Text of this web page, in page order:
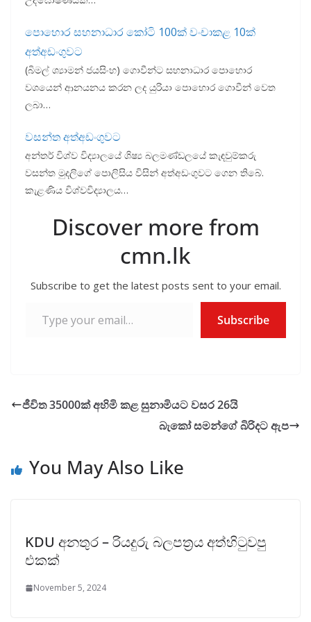
පොහොර සහනාධාර කෝටි 100ක් වංචාකළ 10ක්
අත්අඩංගුවට
(බිමල් ශ්‍යාමන් ජයසිංහ) ගොවීන්ට සහනාධාර පොහොර
වශයෙන් ආනයනය කරන ලද යුරියා පොහොර ගොවීන් වෙත
ලබා…
වසන්ත අත්අඩංගුවට
අන්තර් විශ්ව විද්‍යාලයේ ශිෂ්‍ය බලමණ්ඩලයේ කැඳවුම්කරු
වසන්ත මුදලිගේ පොලිසිය විසින් අත්අඩංගුවට ගෙන තිබේ.
කැළණිය විශ්වවිද්‍යාලය…
Discover more from
cmn.lk
Subscribe to get the latest posts sent to your email.
Subscribe
ජීවිත 35000ක් අහිමි කළ සුනාමියට වසර 26යි
බැකෝ සමන්ගේ බිරිදට ඇප
You May Also Like
KDU අනතුර – රියදුරු බලපත්‍රය අත්හිටුවපු
එකක්
November 5, 2024